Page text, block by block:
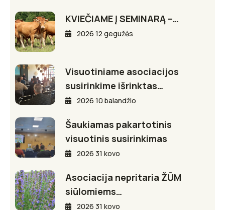
KVIEČIAME Į SEMINARĄ –…
2026 12 gegužės
Visuotiniame asociacijos
susirinkime išrinktas…
2026 10 balandžio
Šaukiamas pakartotinis
visuotinis susirinkimas
2026 31 kovo
Asociacija nepritaria ŽŪM
siūlomiems…
2026 31 kovo